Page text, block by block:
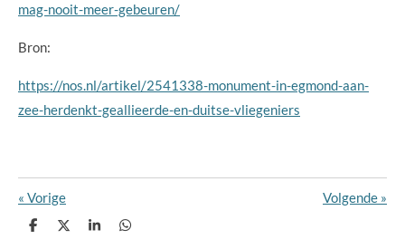
mag-nooit-meer-gebeuren/
Bron:
https://nos.nl/artikel/2541338-monument-in-egmond-aan-
zee-herdenkt-geallieerde-en-duitse-vliegeniers
« Vorige Volgende »
D
D
S
D